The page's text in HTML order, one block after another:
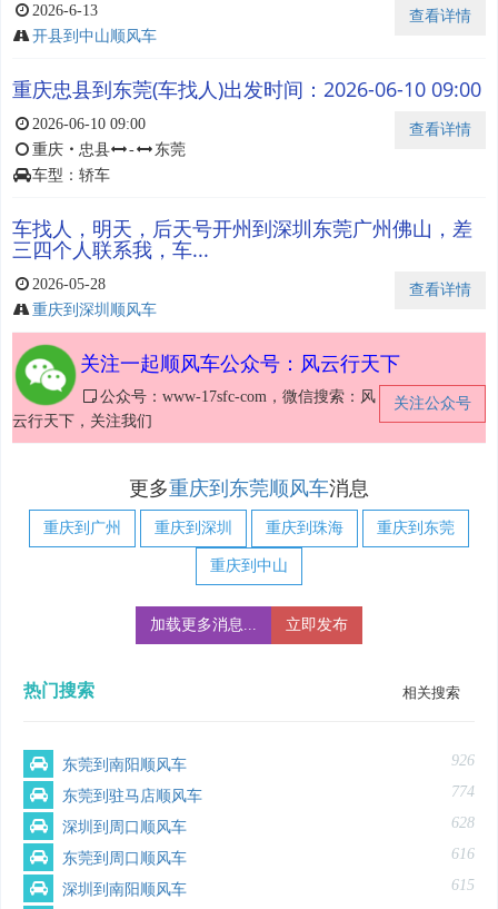
查看详情
2026-6-13
开县到中山顺风车
重庆忠县到东莞(车找人)出发时间：2026-06-10 09:00
查看详情
2026-06-10 09:00
重庆・ 忠县 -
东莞
车型：轿车
车找人，明天，后天号开州到深圳东莞广州佛山，差
三四个人联系我，车...
查看详情
2026-05-28
重庆到深圳顺风车
关注一起顺风车公众号：风云行天下
关注公众号
公众号：www-17sfc-com，微信搜索：风
云行天下，关注我们
更多重庆到东莞顺风车消息
重庆到广州 重庆到深圳 重庆到珠海 重庆到东莞
重庆到中山
加载更多消息... 立即发布
热门搜索 相关搜索
东莞到南阳顺风车 926
东莞到驻马店顺风车 774
深圳到周口顺风车 628
东莞到周口顺风车 616
深圳到南阳顺风车
615